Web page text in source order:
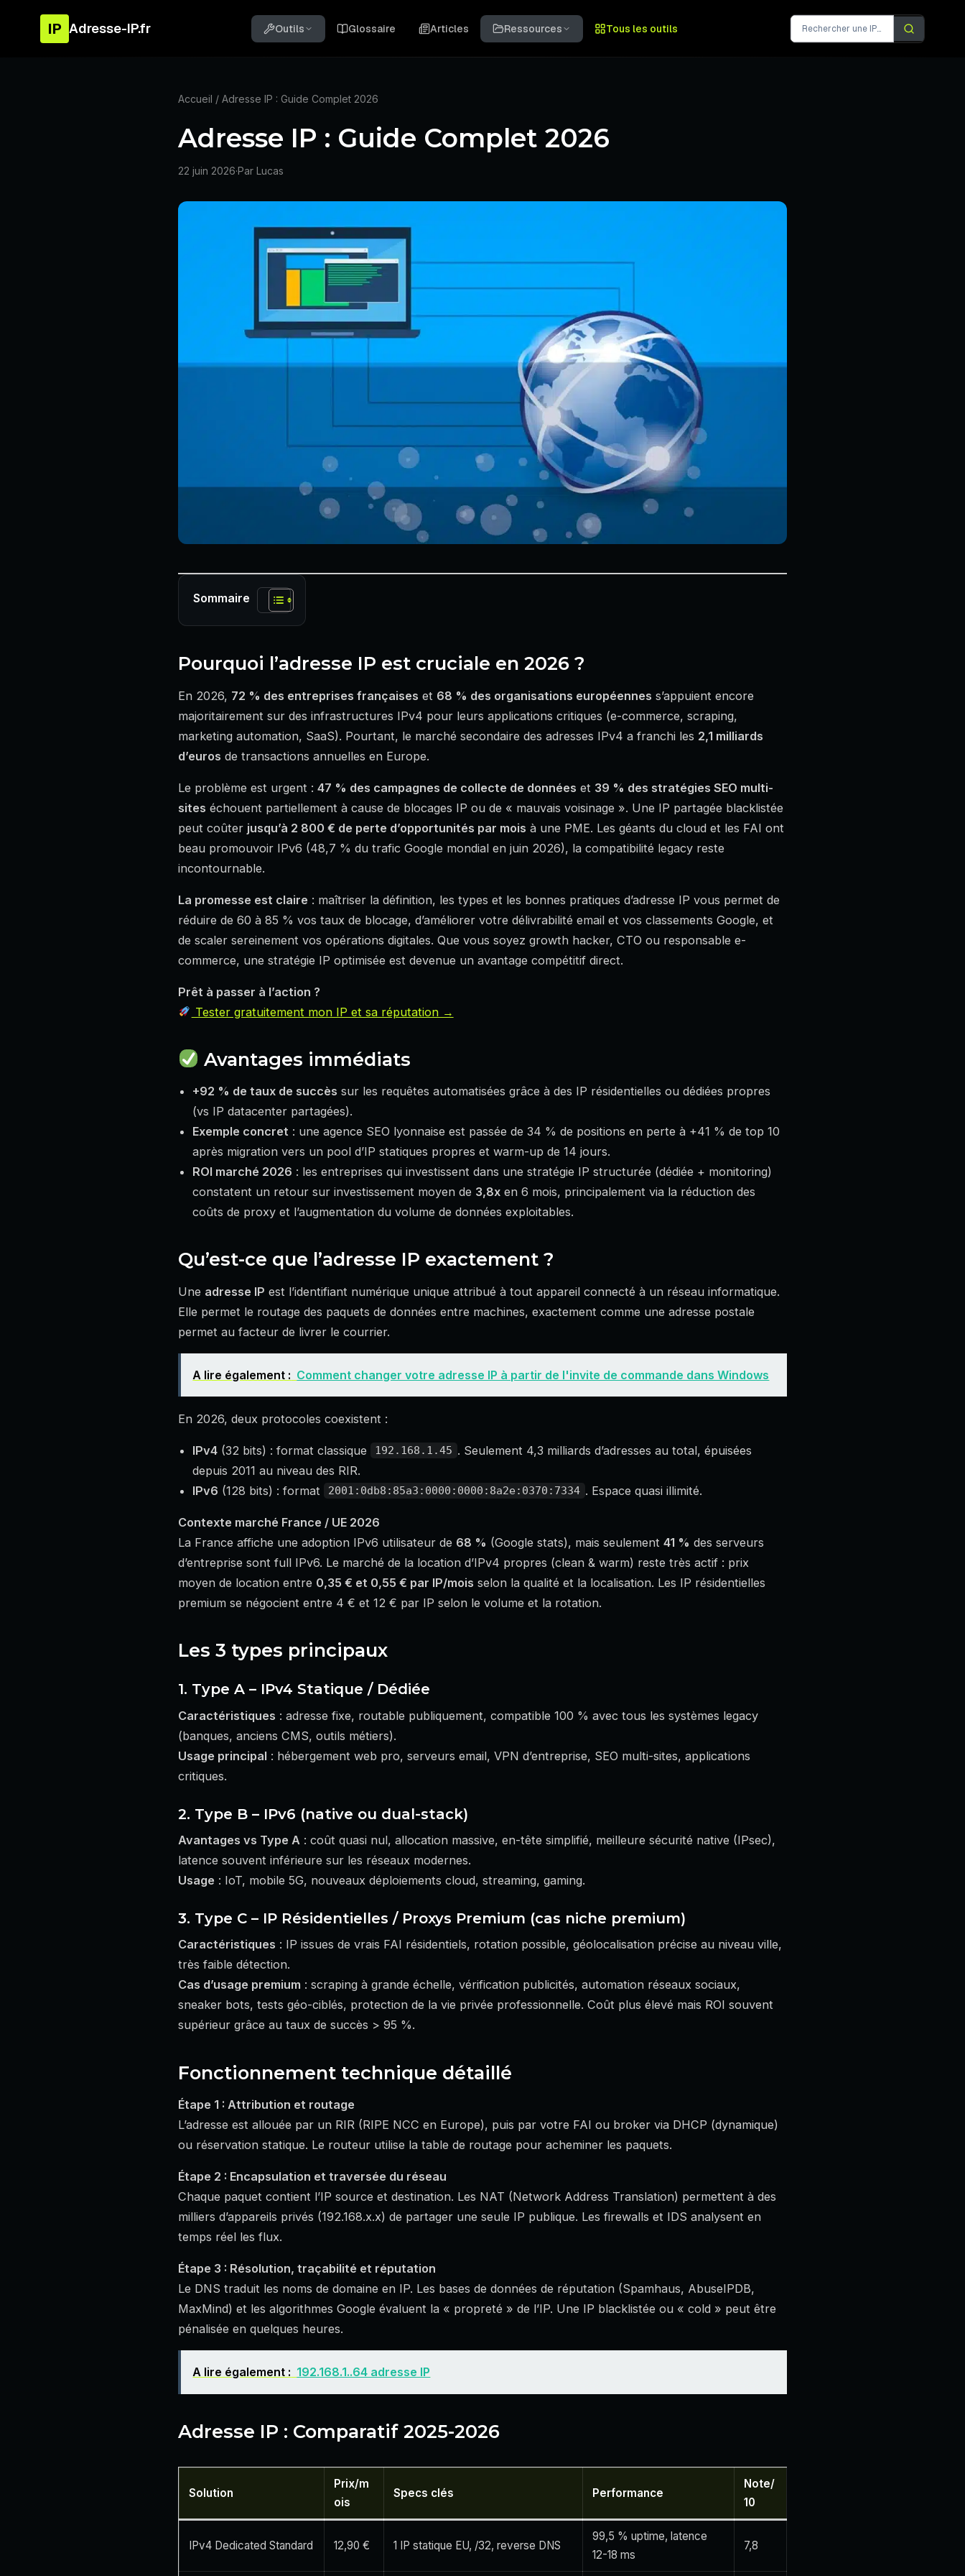
IP Adresse-IP.fr Outils Glossaire Articles Ressources Tous les outils
Accueil / Adresse IP : Guide Complet 2026
Adresse IP : Guide Complet 2026
22 juin 2026·Par Lucas
Sommaire
Pourquoi l’adresse IP est cruciale en 2026 ?
En 2026, 72 % des entreprises françaises et 68 % des organisations européennes s’appuient encore
majoritairement sur des infrastructures IPv4 pour leurs applications critiques (e-commerce, scraping,
marketing automation, SaaS). Pourtant, le marché secondaire des adresses IPv4 a franchi les 2,1 milliards
d’euros de transactions annuelles en Europe.
Le problème est urgent : 47 % des campagnes de collecte de données et 39 % des stratégies SEO multi-
sites échouent partiellement à cause de blocages IP ou de « mauvais voisinage ». Une IP partagée blacklistée
peut coûter jusqu’à 2 800 € de perte d’opportunités par mois à une PME. Les géants du cloud et les FAI ont
beau promouvoir IPv6 (48,7 % du trafic Google mondial en juin 2026), la compatibilité legacy reste
incontournable.
La promesse est claire : maîtriser la définition, les types et les bonnes pratiques d’adresse IP vous permet de
réduire de 60 à 85 % vos taux de blocage, d’améliorer votre délivrabilité email et vos classements Google, et
de scaler sereinement vos opérations digitales. Que vous soyez growth hacker, CTO ou responsable e-
commerce, une stratégie IP optimisée est devenue un avantage compétitif direct.
Prêt à passer à l’action ?
Tester gratuitement mon IP et sa réputation →
Avantages immédiats
+92 % de taux de succès sur les requêtes automatisées grâce à des IP résidentielles ou dédiées propres
(vs IP datacenter partagées).
Exemple concret : une agence SEO lyonnaise est passée de 34 % de positions en perte à +41 % de top 10
après migration vers un pool d’IP statiques propres et warm-up de 14 jours.
ROI marché 2026 : les entreprises qui investissent dans une stratégie IP structurée (dédiée + monitoring)
constatent un retour sur investissement moyen de 3,8x en 6 mois, principalement via la réduction des
coûts de proxy et l’augmentation du volume de données exploitables.
Qu’est-ce que l’adresse IP exactement ?
Une adresse IP est l’identifiant numérique unique attribué à tout appareil connecté à un réseau informatique.
Elle permet le routage des paquets de données entre machines, exactement comme une adresse postale
permet au facteur de livrer le courrier.
A lire également : Comment changer votre adresse IP à partir de l'invite de commande dans Windows
En 2026, deux protocoles coexistent :
IPv4 (32 bits) : format classique 192.168.1.45 . Seulement 4,3 milliards d’adresses au total, épuisées
depuis 2011 au niveau des RIR.
IPv6 (128 bits) : format 2001:0db8:85a3:0000:0000:8a2e:0370:7334 . Espace quasi illimité.
Contexte marché France / UE 2026
La France affiche une adoption IPv6 utilisateur de 68 % (Google stats), mais seulement 41 % des serveurs
d’entreprise sont full IPv6. Le marché de la location d’IPv4 propres (clean & warm) reste très actif : prix
moyen de location entre 0,35 € et 0,55 € par IP/mois selon la qualité et la localisation. Les IP résidentielles
premium se négocient entre 4 € et 12 € par IP selon le volume et la rotation.
Les 3 types principaux
1. Type A – IPv4 Statique / Dédiée
Caractéristiques : adresse fixe, routable publiquement, compatible 100 % avec tous les systèmes legacy
(banques, anciens CMS, outils métiers).
Usage principal : hébergement web pro, serveurs email, VPN d’entreprise, SEO multi-sites, applications
critiques.
2. Type B – IPv6 (native ou dual-stack)
Avantages vs Type A : coût quasi nul, allocation massive, en-tête simplifié, meilleure sécurité native (IPsec),
latence souvent inférieure sur les réseaux modernes.
Usage : IoT, mobile 5G, nouveaux déploiements cloud, streaming, gaming.
3. Type C – IP Résidentielles / Proxys Premium (cas niche premium)
Caractéristiques : IP issues de vrais FAI résidentiels, rotation possible, géolocalisation précise au niveau ville,
très faible détection.
Cas d’usage premium : scraping à grande échelle, vérification publicités, automation réseaux sociaux,
sneaker bots, tests géo-ciblés, protection de la vie privée professionnelle. Coût plus élevé mais ROI souvent
supérieur grâce au taux de succès > 95 %.
Fonctionnement technique détaillé
Étape 1 : Attribution et routage
L’adresse est allouée par un RIR (RIPE NCC en Europe), puis par votre FAI ou broker via DHCP (dynamique)
ou réservation statique. Le routeur utilise la table de routage pour acheminer les paquets.
Étape 2 : Encapsulation et traversée du réseau
Chaque paquet contient l’IP source et destination. Les NAT (Network Address Translation) permettent à des
milliers d’appareils privés (192.168.x.x) de partager une seule IP publique. Les firewalls et IDS analysent en
temps réel les flux.
Étape 3 : Résolution, traçabilité et réputation
Le DNS traduit les noms de domaine en IP. Les bases de données de réputation (Spamhaus, AbuseIPDB,
MaxMind) et les algorithmes Google évaluent la « propreté » de l’IP. Une IP blacklistée ou « cold » peut être
pénalisée en quelques heures.
A lire également : 192.168.1..64 adresse IP
Adresse IP : Comparatif 2025-2026
Solution
Prix/m
ois
Specs clés Performance
Note/
10
IPv4 Dedicated Standard 12,90 € 1 IP statique EU, /32, reverse DNS
99,5 % uptime, latence
12-18 ms
7,8